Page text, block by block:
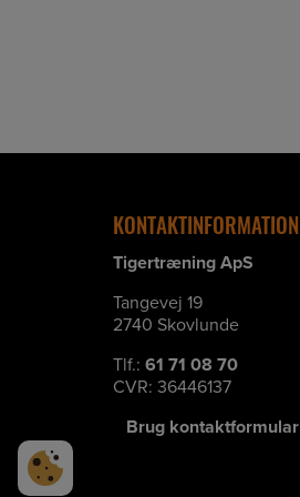
KONTAKTINFORMATION
Tigertræning ApS
Tangevej 19
2740 Skovlunde
Tlf.: 61 71 08 70
CVR: 36446137
Brug kontaktformular